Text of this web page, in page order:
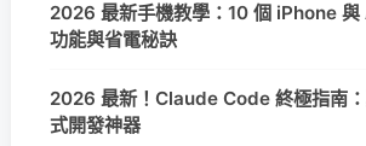
2026 最新手機教學：10 個 iPhone
功能與省電秘訣
2026 最新！Claude Code 終極指南
式開發神器